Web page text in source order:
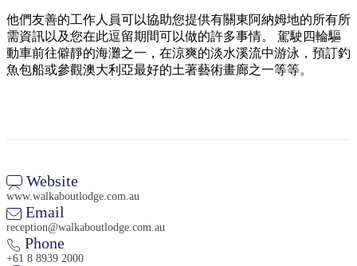
搜
尋:
他們友善的工作人員可以協助您提供有關東阿納姆地的所有所
需資訊以及您在此逗留期間可以做的許多事情。 駕駛四輪驅
動車前往僻靜的海灘之一，在涼爽的淡水溪流中游泳，預訂釣
魚包船或參觀澳大利亞最好的土著藝術畫廊之一等等。
Website
www.walkaboutlodge.com.au
Email
reception@walkaboutlodge.com.au
Phone
+61 8 8939 2000